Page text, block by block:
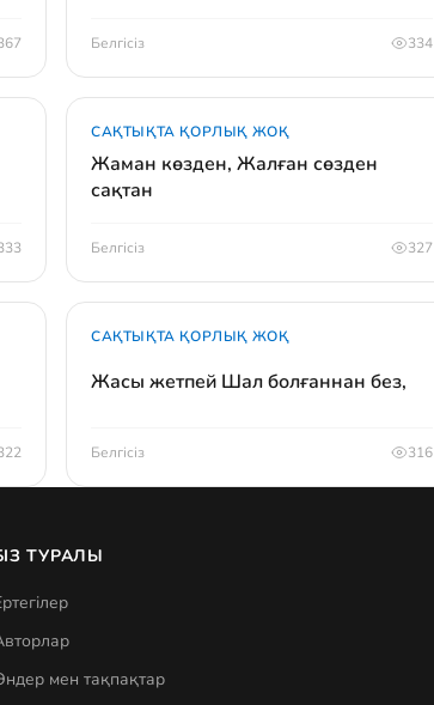
Белгісіз 334
САҚТЫҚТА ҚОРЛЫҚ ЖОҚ
Жаман көзден, Жалған сөзден
сақтан
Белгісіз 327
САҚТЫҚТА ҚОРЛЫҚ ЖОҚ
Жасы жетпей Шал болғаннан без,
Белгісіз 316
ТУРАЛЫ
мен тақпақтар